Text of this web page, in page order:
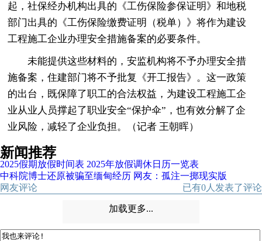
起，社保经办机构出具的《工伤保险参保证明》和地税
部门出具的《工伤保险缴费证明（税单）》将作为建设
工程施工企业办理安全措施备案的必要条件。
未能提供这些材料的，安监机构将不予办理安全措
施备案，住建部门将不予批复《开工报告》。这一政策
的出台，既保障了职工的合法权益，为建设工程施工企
业从业人员撑起了职业安全“保护伞”，也有效分解了企
业风险，减轻了企业负担。（记者 王朝晖）
新闻推荐
2025假期放假时间表 2025年放假调休日历一览表
中科院博士还原被骗至缅甸经历 网友：孤注一掷现实版
已有0 人发表了评论
网友评论
加载更多...